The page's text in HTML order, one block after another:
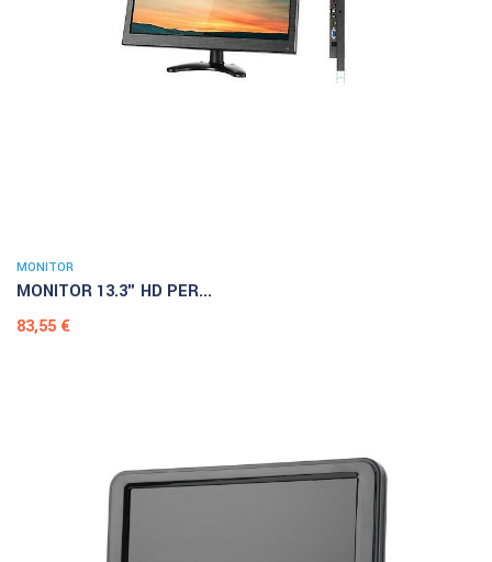
MONITOR
MONITOR 13.3" HD PER...
Prezzo
83,55 €